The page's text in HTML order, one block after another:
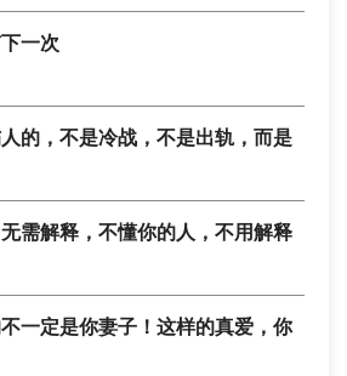
一次
的，不是冷战，不是出轨，而是
需解释，不懂你的人，不用解释
一定是你妻子！这样的真爱，你